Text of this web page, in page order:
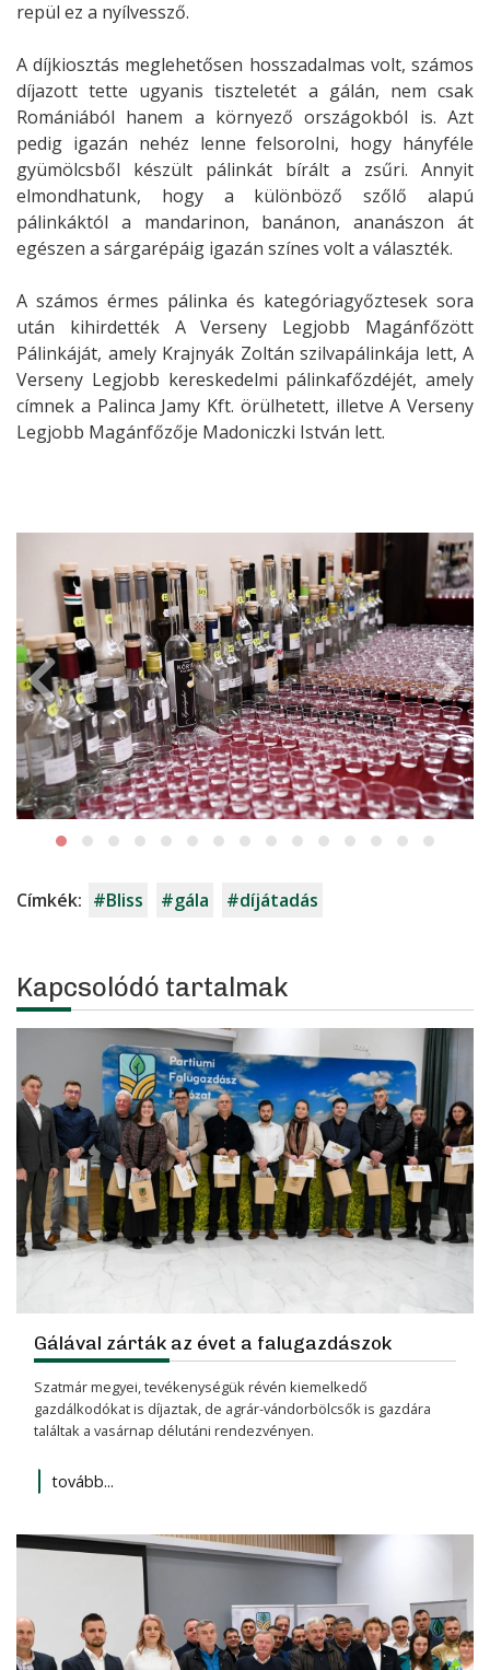
repül ez a nyílvessző.
A díjkiosztás meglehetősen hosszadalmas volt, számos
díjazott tette ugyanis tiszteletét a gálán, nem csak
Romániából hanem a környező országokból is. Azt
pedig igazán nehéz lenne felsorolni, hogy hányféle
gyümölcsből készült pálinkát bírált a zsűri. Annyit
elmondhatunk, hogy a különböző szőlő alapú
pálinkáktól a mandarinon, banánon, ananászon át
egészen a sárgarépáig igazán színes volt a választék.
A számos érmes pálinka és kategóriagyőztesek sora
után kihirdették A Verseny Legjobb Magánfőzött
Pálinkáját, amely Krajnyák Zoltán szilvapálinkája lett, A
Verseny Legjobb kereskedelmi pálinkafőzdéjét, amely
címnek a Palinca Jamy Kft. örülhetett, illetve A Verseny
Legjobb Magánfőzője Madoniczki István lett.
Címkék: #Bliss #gála #díjátadás
Kapcsolódó tartalmak
Gálával zárták az évet a falugazdászok
Szatmár megyei, tevékenységük révén kiemelkedő
gazdálkodókat is díjaztak, de agrár-vándorbölcsők is gazdára
találtak a vasárnap délutáni rendezvényen.
tovább...